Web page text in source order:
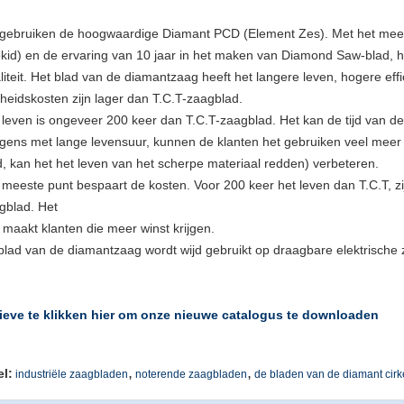
de hoogwaardige Diamant PCD (Element Zes). Met het
en de ervaring van 10 jaar in het maken van Diamond Saw-blad,
Het blad van de diamantzaag heeft het langere leven, hogere
zijn lager dan T.C.T-zaagblad.
is ongeveer 200 keer dan T.C.T-zaagblad. Het kan de tijd van
met lange levensuur, kunnen de klanten het gebruiken veel
kan het het leven van het scherpe materiaal redden) verbeteren
punt bespaart de kosten. Voor 200 keer het leven dan T.C.T,
Het
klanten die meer winst krijgen.
van de diamantzaag wordt wijd gebruikt op draagbare elektrische
te klikken hier om onze nieuwe catalogus te downloaden
industriële zaagbladen, noterende zaagbladen, de bladen van de diamant